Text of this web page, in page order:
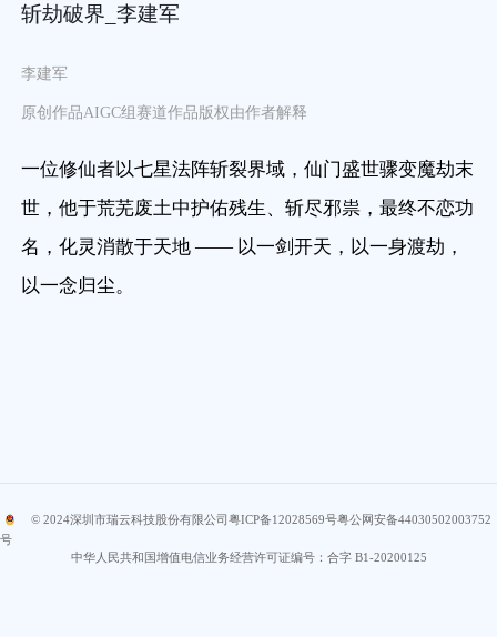
斩劫破界_李建军
李建军
原创作品AIGC组赛道作品版权由作者解释
一位修仙者以七星法阵斩裂界域，仙门盛世骤变魔劫末
世，他于荒芜废土中护佑残生、斩尽邪祟，最终不恋功
名，化灵消散于天地 —— 以一剑开天，以一身渡劫，
以一念归尘。
© 2024深圳市瑞云科技股份有限公司粤ICP备12028569号粤公网安备44030502003752
号
中华人民共和国增值电信业务经营许可证编号：合字 B1-20200125